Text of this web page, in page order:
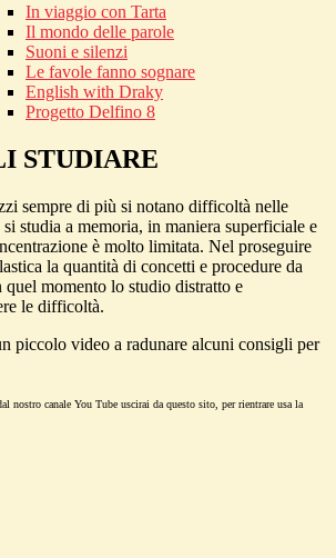
In viaggio con Tarta
Il mondo delle parole
Suoni e silenzi
Le favole fanno sognare
English with Draky
Progetto Delfino 8
STUDIARE
sempre di più si notano difficoltà nelle
studia a memoria, in maniera superficiale e
è molto limitata. Nel proseguire
la quantità di concetti e procedure da
quel momento lo studio distratto e
le difficoltà.
piccolo video a radunare alcuni consigli per
nostro canale You Tube uscirai da questo sito, per rientrare usa la